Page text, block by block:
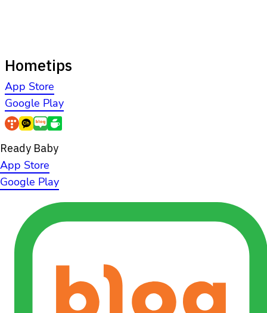
Hometips
App Store
Google Play
Ready Baby
App Store
Google Play